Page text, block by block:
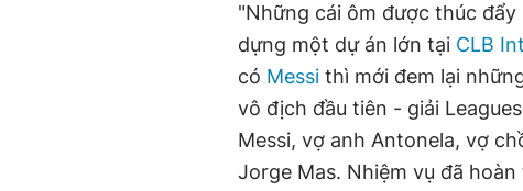
"Những cái ôm được thúc
dựng một dự án lớn tại CLB
có Messi thì mới đem lại
vô địch đầu tiên - giải
Messi, vợ anh Antonela, vợ
Jorge Mas. Nhiệm vụ đã